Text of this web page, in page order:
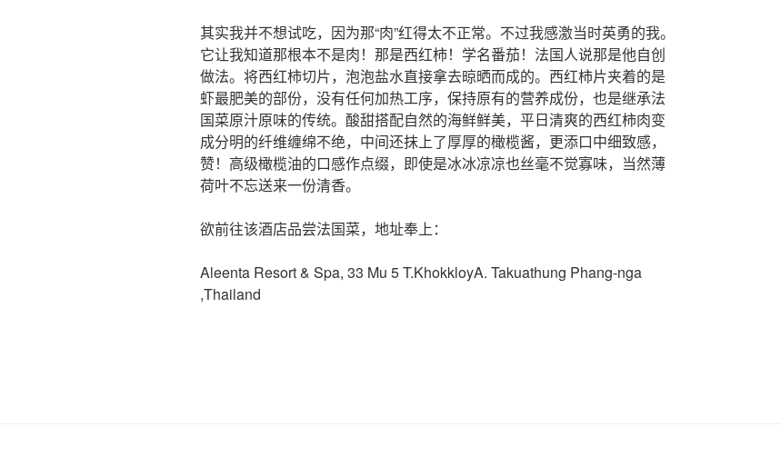
其实我并不想试吃，因为那“肉”红得太不正常。不过我感激当时英勇的我。
它让我知道那根本不是肉！那是西红柿！学名番茄！法国人说那是他自创
做法。将西红柿切片，泡泡盐水直接拿去晾晒而成的。西红柿片夹着的是
虾最肥美的部份，没有任何加热工序，保持原有的营养成份，也是继承法
国菜原汁原味的传统。酸甜搭配自然的海鲜鲜美，平日清爽的西红柿肉变
成分明的纤维缠绵不绝，中间还抹上了厚厚的橄榄酱，更添口中细致感，
赞！高级橄榄油的口感作点缀，即使是冰冰凉凉也丝毫不觉寡味，当然薄
荷叶不忘送来一份清香。
欲前往该酒店品尝法国菜，地址奉上：
Aleenta Resort & Spa, 33 Mu 5 T.KhokkloyA. Takuathung Phang-nga
,Thailand